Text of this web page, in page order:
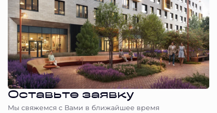
Оставьте заявку
Мы свяжемся с Вами в ближайшее время